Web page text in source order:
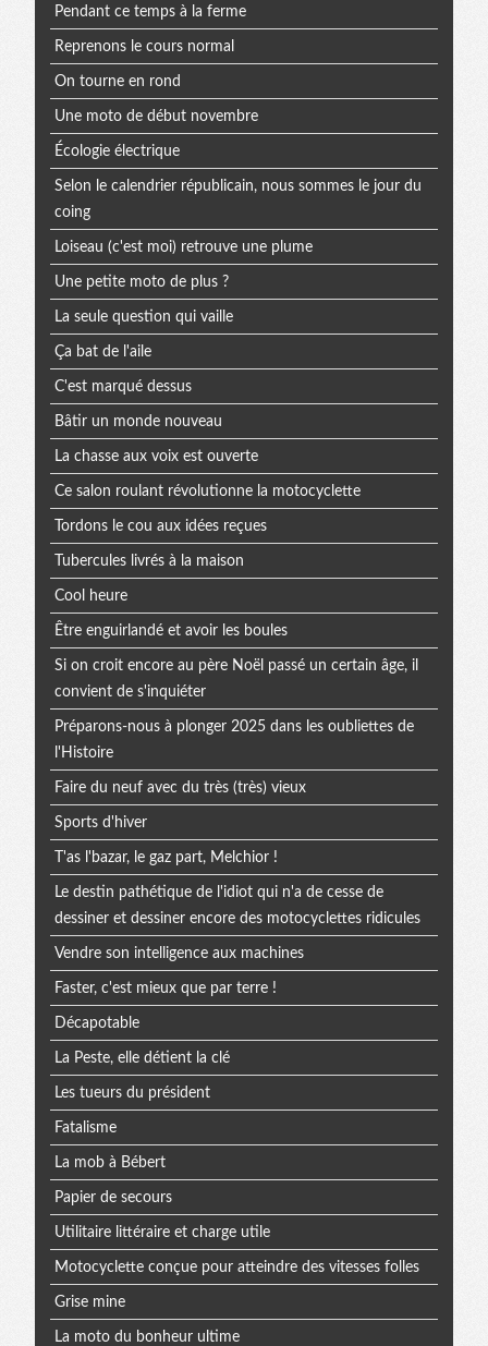
Pendant ce temps à la ferme
Reprenons le cours normal
On tourne en rond
Une moto de début novembre
Écologie électrique
Selon le calendrier républicain, nous sommes le jour du
coing
Loiseau (c'est moi) retrouve une plume
Une petite moto de plus ?
La seule question qui vaille
Ça bat de l'aile
C'est marqué dessus
Bâtir un monde nouveau
La chasse aux voix est ouverte
Ce salon roulant révolutionne la motocyclette
Tordons le cou aux idées reçues
Tubercules livrés à la maison
Cool heure
Être enguirlandé et avoir les boules
Si on croit encore au père Noël passé un certain âge, il
convient de s'inquiéter
Préparons-nous à plonger 2025 dans les oubliettes de
l'Histoire
Faire du neuf avec du très (très) vieux
Sports d'hiver
T'as l'bazar, le gaz part, Melchior !
Le destin pathétique de l'idiot qui n'a de cesse de
dessiner et dessiner encore des motocyclettes ridicules
Vendre son intelligence aux machines
Faster, c'est mieux que par terre !
Décapotable
La Peste, elle détient la clé
Les tueurs du président
Fatalisme
La mob à Bébert
Papier de secours
Utilitaire littéraire et charge utile
Motocyclette conçue pour atteindre des vitesses folles
Grise mine
La moto du bonheur ultime